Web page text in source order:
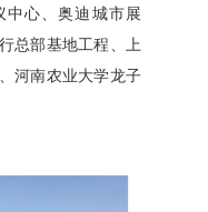
中心、奥迪城市展
总部基地工程、上
河南农业大学龙子